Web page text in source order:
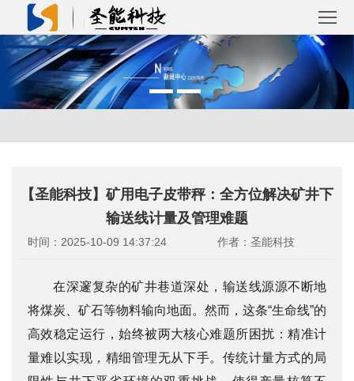
首
页
【圣能科技】矿用电子皮带秤：全方位解决矿井下
输送线计量及管理难题
时间：2025-10-09 14:37:24 作者：圣能科技
在深邃复杂的矿井巷道深处，输送线源源不断地
将煤炭、矿石等物料输向地面。然而，这条“生命线”的
高效稳定运行，始终被两大核心难题所困扰：精准计
量难以实现，精细管理无从下手。传统计量方式的局